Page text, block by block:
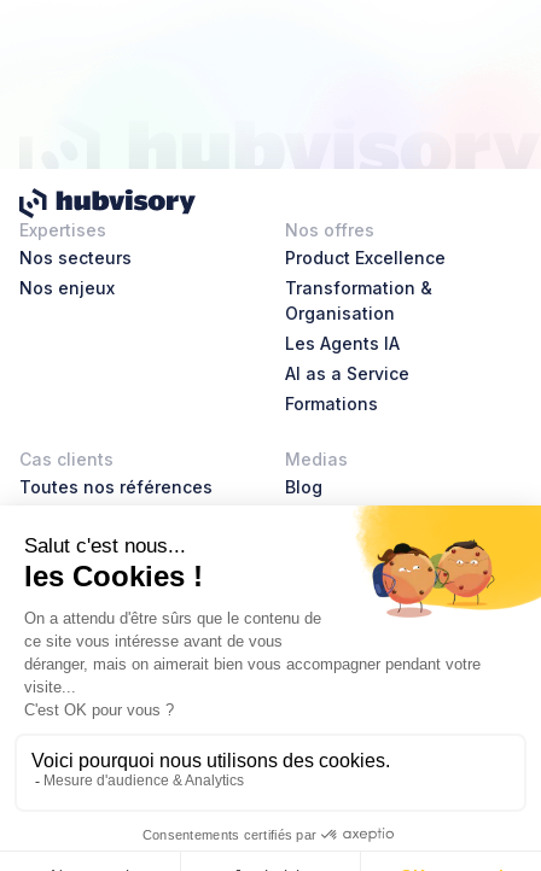
Expertises
Nos secteurs
Nos enjeux
Nos offres
Product Excellence
Transformation &
Organisation
Les Agents IA
AI as a Service
Formations
Cas clients
Toutes nos références
Medias
Blog
AI Leader Stories
Product Leader Stories
Livres blancs
Glossaire
À propos
Nous rejoindre
RSE
Contact
© 2026 Hubvisory
Politiques de confidentialité
Index d'égalité professionnelle 2025